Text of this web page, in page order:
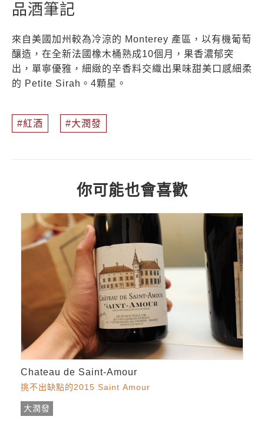
品酒筆記
來自美國加州較為冷涼的 Monterey 產區，以有機葡萄
釀造，在全新法國橡木桶熟成10個月，果香濃郁突
出，單寧優雅，細緻的辛香料交織出果味甜美口感細柔
的 Petite Sirah。4顆星。
紅酒 大潤發
你可能也會喜歡
Chateau de Saint-Amour
挑不出缺點的2015 Saint Amour
大潤發